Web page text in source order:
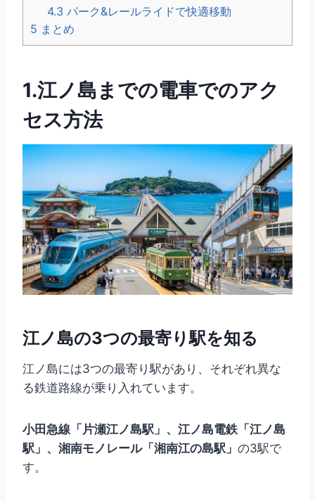
4.3 パーク&レールライドで快適移動
5 まとめ
1.江ノ島までの電車でのアク
セス方法
江ノ島の3つの最寄り駅を知る
江ノ島には3つの最寄り駅があり、それぞれ異な
る鉄道路線が乗り入れています。
小田急線「片瀬江ノ島駅」、江ノ島電鉄「江ノ島
駅」、湘南モノレール「湘南江の島駅」 の3駅で
す。